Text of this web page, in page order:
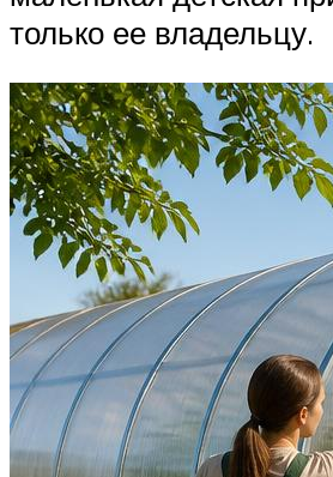
только ее владельцу.